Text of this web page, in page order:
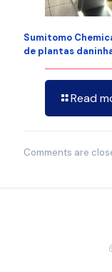
Sumitomo
de plantas
Read
Comments are